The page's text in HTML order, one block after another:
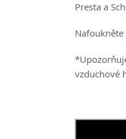
Presta a
vzduchové